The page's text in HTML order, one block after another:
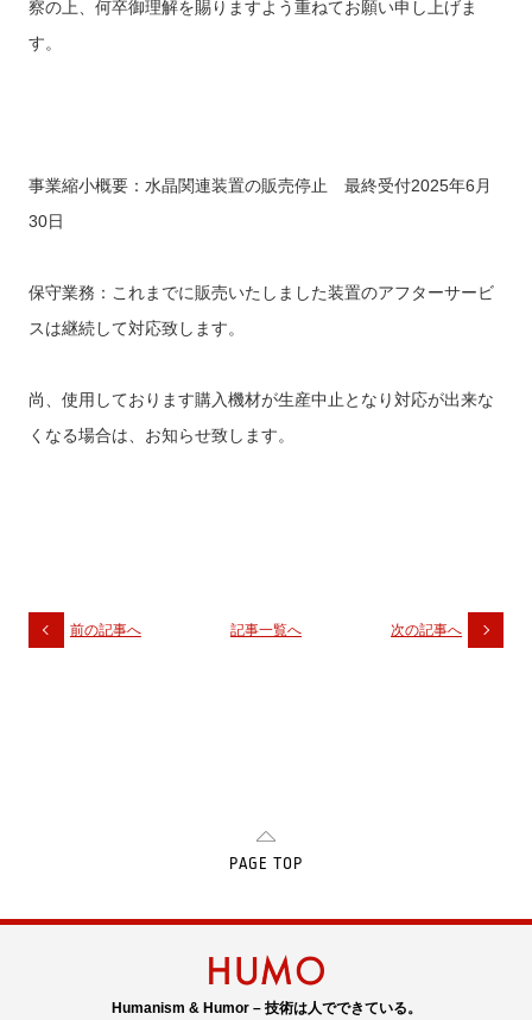
察の上、何卒御理解を賜りますよう重ねてお願い申し上げま
す。
事業縮小概要：水晶関連装置の販売停止 最終受付2025年6 月
30日
保守業務：これまでに販売いたしました装置のアフターサービ
スは継続して対応致します。
尚、使用しております購入機材が生産中止となり対応が出来な
くなる場合は、お知らせ致します。
前の記事へ 記事一覧へ 次の記事へ
PAGE TOP
Humanism & Humor – 技術は人でできている。